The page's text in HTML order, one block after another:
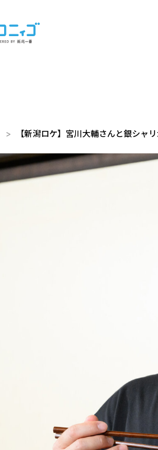
【新潟ロケ】宮川大輔さんと銀シャ